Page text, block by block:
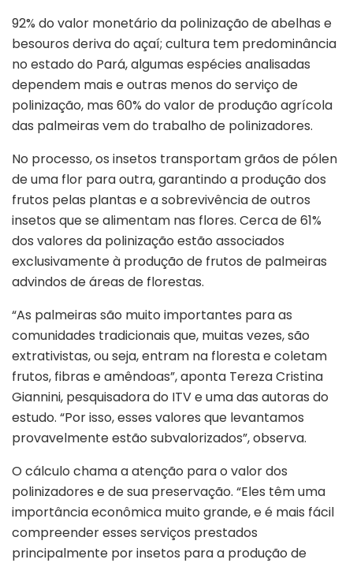
92% do valor monetário da polinização de abelhas e
besouros deriva do açaí; cultura tem predominância
no estado do Pará, algumas espécies analisadas
dependem mais e outras menos do serviço de
polinização, mas 60% do valor de produção agrícola
das palmeiras vem do trabalho de polinizadores.
No processo, os insetos transportam grãos de pólen
de uma flor para outra, garantindo a produção dos
frutos pelas plantas e a sobrevivência de outros
insetos que se alimentam nas flores. Cerca de 61%
dos valores da polinização estão associados
exclusivamente à produção de frutos de palmeiras
advindos de áreas de florestas.
“As palmeiras são muito importantes para as
comunidades tradicionais que, muitas vezes, são
extrativistas, ou seja, entram na floresta e coletam
frutos, fibras e amêndoas”, aponta Tereza Cristina
Giannini, pesquisadora do ITV e uma das autoras do
estudo. “Por isso, esses valores que levantamos
provavelmente estão subvalorizados”, observa.
O cálculo chama a atenção para o valor dos
polinizadores e de sua preservação. “Eles têm uma
importância econômica muito grande, e é mais fácil
compreender esses serviços prestados
principalmente por insetos para a produção de